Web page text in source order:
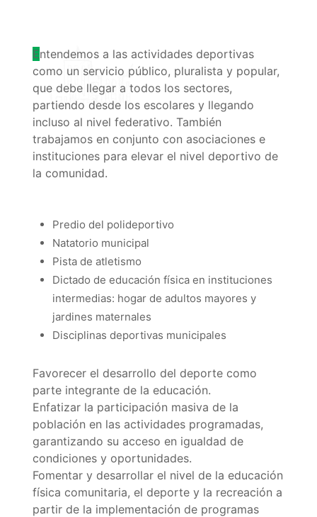
Entendemos a las actividades deportivas
como un servicio público, pluralista y popular,
que debe llegar a todos los sectores,
partiendo desde los escolares y llegando
incluso al nivel federativo. También
trabajamos en conjunto con asociaciones e
instituciones para elevar el nivel deportivo de
la comunidad.
Predio del polideportivo
Natatorio municipal
Pista de atletismo
Dictado de educación física en instituciones
intermedias: hogar de adultos mayores y
jardines maternales
Disciplinas deportivas municipales
Favorecer el desarrollo del deporte como
parte integrante de la educación.
Enfatizar la participación masiva de la
población en las actividades programadas,
garantizando su acceso en igualdad de
condiciones y oportunidades.
Fomentar y desarrollar el nivel de la educación
física comunitaria, el deporte y la recreación a
partir de la implementación de programas